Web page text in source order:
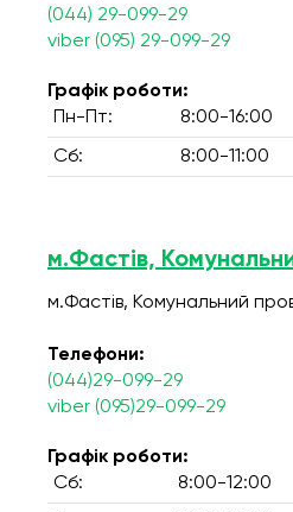
(044) 29-099-29
viber (095) 29-099-29
Графік роботи:
Пн-Пт:
8:00-16:00
Сб: 8:00-11:00
м.Фастів,
м.Фастів, Комунальний
Телефони:
(044)29-099-29
viber (095)29-099-29
Графік роботи:
Сб:
8:00-12:00